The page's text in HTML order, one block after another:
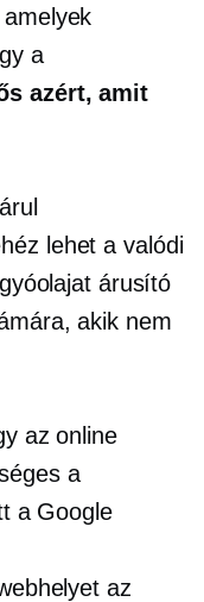
a
azért, amit
lehet a valódi
árusító
akik nem
az online
a
a Google
az